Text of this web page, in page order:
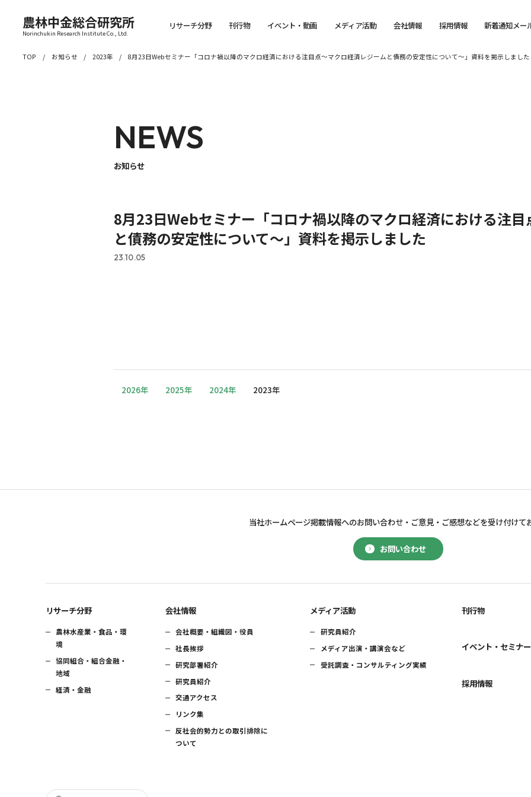
農林中金総合研究所
Norinchukin Research Institute Co., Ltd.
リサーチ分野 刊行物 イベント・動画 メディア活動 会社情報 採用情報 新着通知メー
TOP お知らせ 2023年 8月23日Webセミナー「コロナ禍以降のマクロ経済における注目点～マクロ経済レジームと債務の安定性について～」資料を掲示しました
NEWS
お知らせ
8月23日Webセミナー「コロナ禍以降のマクロ経済における注
と債務の安定性について～」資料を掲示しました
23.10.05
2026年 2025年 2024年 2023年
お問い合わせ
当社ホームページ掲載情報へのお問い合わせ・ ご意見・ご感想などを受け付けて
リサーチ分野
農林水産業・食品・環
境
協同組合・組合金融・
地域
経済・金融
会社情報
会社概要・組織図・役員
社長挨拶
研究部署紹介
研究員紹介
交通アクセス
リンク集
反社会的勢力との取引排除に
ついて
メディア活動
研究員紹介
メディア出演・講演会など
受託調査・コンサルティング実績
刊行物
イベント・セミナー
採用情報